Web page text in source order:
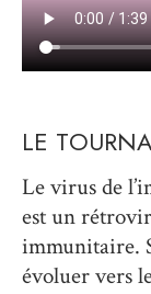
LE
Le virus de
est un
immunitaire.
évoluer vers